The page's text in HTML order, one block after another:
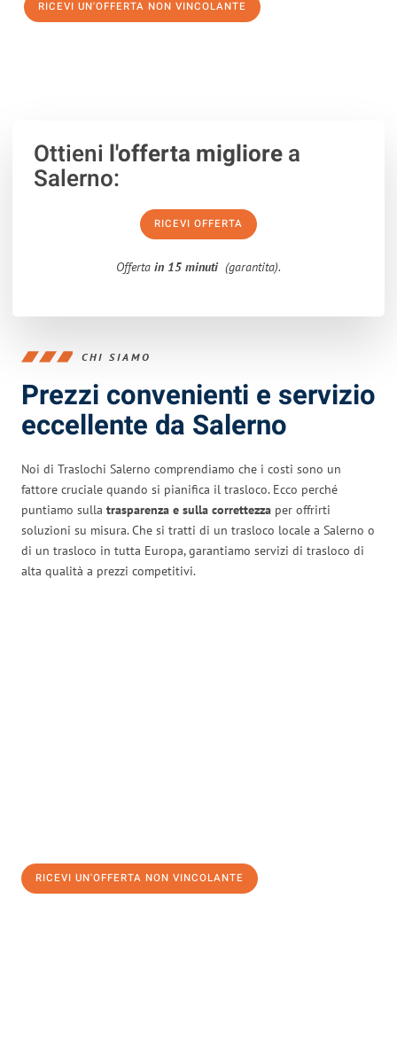
RICEVI UN'OFFERTA NON VINCOLANTE
Ottieni l'offerta migliorea
Salerno:
RICEVI OFFERTA
Offerta in 15 minuti (garantita).
CHI SIAMO
Prezzi convenienti e servizio
eccellente da Salerno
Noi di Traslochi Salerno comprendiamo che i costi sono un
fattore cruciale quando si pianifica il trasloco. Ecco perché
puntiamo sulla trasparenza e sulla correttezza per offrirti
soluzioni su misura. Che si tratti di un trasloco locale a Salerno o
di un trasloco in tutta Europa, garantiamo servizi di trasloco di
alta qualità a prezzi competitivi.
RICEVI UN'OFFERTA NON VINCOLANTE